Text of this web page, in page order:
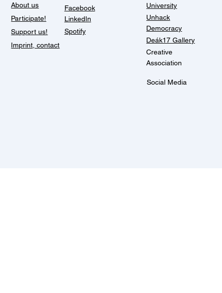
About us
Participate!
Support us!
Imprint, contact
Facebook
LinkedIn
Spotify
University
Unhack
Democracy
Deák17 Gallery
Creative
Association
Social Media